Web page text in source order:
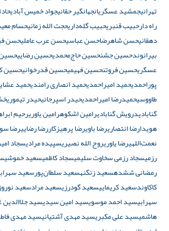
تهرانیجمشید عسگریانجهانگیر حقانیجواد خمیس آبادی
راه دارحبیب قنبریحبیب گله‌داریحجت الله زمانیحسام
دهقانیحسن شاهرضاحسن عباسیحسن عرب عاملیحسن
بیرانوندحسین جشنحسین حاج‌محمدیحسین رضایی
عسگریحسین فروتنحسین فهیمیحسین قدرخوانیحسین
پوراحمدیحمید امیراحمدیحمید انصاری رامندیحمید
طاووسیحمیدرضا امیراحمدیحیدر اسپرجانیحیدر تیموری
گنابادیدرویش گنابادیرامین اشکوهرامین یاوریرحیم
هویدارضا انتصاریرضا باویرضا پرهیزکاررضا رضاییرضا
نعمت‌اللهیرضا یاوریروح الله نصیریسپیده مرادیسجاد
رزمیسجاد رزمی سخاوت سلیمیسجاد کاظمیسعید خموشی
رمضانی ششدهسعید زنگنهسعید سلطان‌پورسعید
کاکاوندسعید کریماییسعید گودرزیسعید مرادسعید
سهرابیسید احمد موسویسید امین سیدیسید جلاالدین
هاشمیسید علی مکبریسید مهدی آشتیانیسید مهدی